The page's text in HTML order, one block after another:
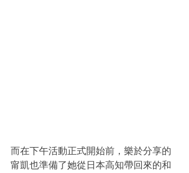
而在下午活動正式開始前，樂於分享的
甯凱也準備了她從日本高知帶回來的和